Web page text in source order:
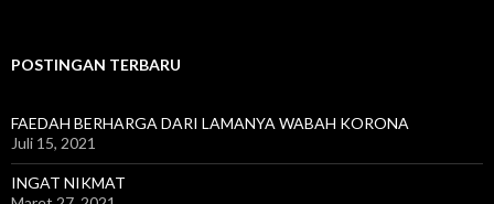
POSTINGAN TERBARU
FAEDAH BERHARGA DARI LAMANYA WABAH KORONA
Juli 15, 2021
INGAT NIKMAT